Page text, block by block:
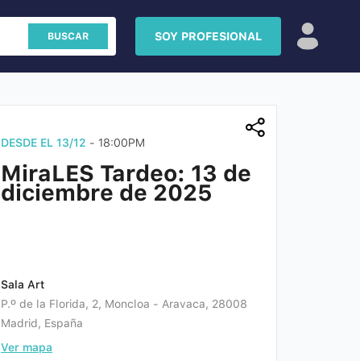
BUSCAR SOY PROFESIONAL
DESDE EL 13/12 - 18:00PM
MiraLES Tardeo: 13 de
diciembre de 2025
Sala Art
P.º de la Florida, 2, Moncloa - Aravaca, 28008
Madrid, España
Ver mapa